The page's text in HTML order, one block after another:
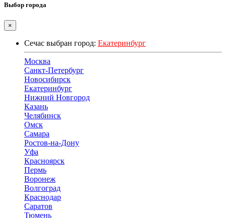
Выбор города
×
Сечас выбран город: Екатеринбург
Москва
Санкт-Петербург
Новосибирск
Екатеринбург
Нижний Новгород
Казань
Челябинск
Омск
Самара
Ростов-на-Дону
Уфа
Красноярск
Пермь
Воронеж
Волгоград
Краснодар
Саратов
Тюмень